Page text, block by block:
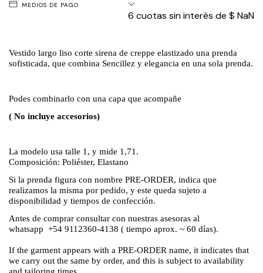
MEDIOS DE PAGO
6 cuotas sin interés de $ NaN
Vestido largo liso corte sirena de creppe elastizado una prenda
sofisticada, que combina Sencillez y elegancia en una sola prenda.
Podes combinarlo con una capa que acompañe
( No incluye accesorios)
La modelo usa talle 1, y mide 1,71.
Composición: Poliéster, Elastano
Si la prenda figura con nombre PRE-ORDER, indica que
realizamos la misma por pedido, y este queda sujeto a
disponibilidad y tiempos de confección.
Antes de comprar consultar con nuestras asesoras al
whatsapp +54 9112360-4138 ( tiempo aprox. ~ 60 días).
If the garment appears with a PRE-ORDER name, it indicates that
we carry out the same by order, and this is subject to availability
and tailoring times.